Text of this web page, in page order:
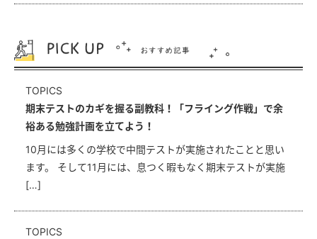
TOPICS
期末テストのカギを握る副教科！「フライング作戦」で余
裕ある勉強計画を立てよう！
10月には多くの学校で中間テストが実施されたことと思い
ます。 そして11月には、息つく暇もなく期末テストが実施
[…]
TOPICS